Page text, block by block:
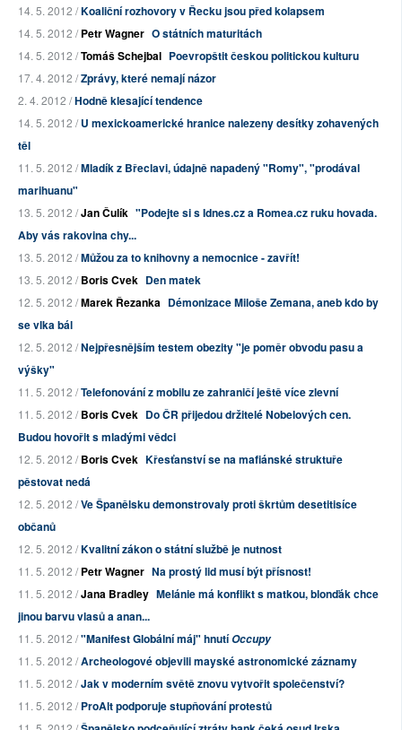
14. 5. 2012 /Koaliční rozhovory v Řecku jsou před kolapsem
14. 5. 2012 /Petr Wagner O státních maturitách
14. 5. 2012 /Tomáš Schejbal Poevropštit českou politickou kulturu
17. 4. 2012 /Zprávy, které nemají názor
2. 4. 2012 /Hodně klesající tendence
14. 5. 2012 /U mexickoamerické hranice nalezeny desítky zohavených
těl
11. 5. 2012 /Mladík z Břeclavi, údajně napadený "Romy", "prodával
marihuanu"
13. 5. 2012 /Jan Čulík "Podejte si s Idnes.cz a Romea.cz ruku hovada.
Aby vás rakovina chy...
13. 5. 2012 /Můžou za to knihovny a nemocnice - zavřít!
13. 5. 2012 /Boris Cvek Den matek
12. 5. 2012 /Marek Řezanka Démonizace Miloše Zemana, aneb kdo by
se vlka bál
12. 5. 2012 /Nejpřesnějším testem obezity "je poměr obvodu pasu a
výšky"
11. 5. 2012 /Telefonování z mobilu ze zahraničí ještě více zlevní
11. 5. 2012 /Boris Cvek Do ČR přijedou držitelé Nobelových cen.
Budou hovořit s mladými vědci
12. 5. 2012 /Boris Cvek Křesťanství se na mafiánské struktuře
pěstovat nedá
12. 5. 2012 /Ve Španělsku demonstrovaly proti škrtům desetitisíce
občanů
12. 5. 2012 /Kvalitní zákon o státní službě je nutnost
11. 5. 2012 /Petr Wagner Na prostý lid musí být přísnost!
11. 5. 2012 /Jana Bradley Melánie má konflikt s matkou, blonďák chce
jinou barvu vlasů a anan...
11. 5. 2012 /"Manifest Globální máj" hnutíOccupy
11. 5. 2012 /Archeologové objevili mayské astronomické záznamy
11. 5. 2012 /Jak v moderním světě znovu vytvořit společenství?
11. 5. 2012 /ProAlt podporuje stupňování protestů